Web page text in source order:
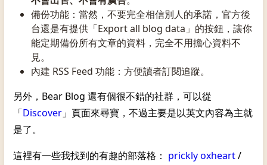
備份功能：當然，不要完全相信別人的承諾，官方後
台還是有提供「Export all blog data」的按鈕，讓你
能定期備份所有文章的資料，完全不用擔心資料不
見。
內建 RSS Feed 功能：方便讀者訂閱追蹤。
另外，Bear Blog 還有個很不錯的社群，可以從
「Discover 」頁面來尋寶，不過主要是以英文內容為主就
是了。
這裡有一些我找到的有趣的部落格： prickly oxheart/